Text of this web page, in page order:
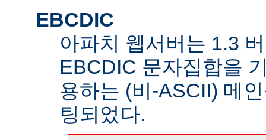
EBCDIC
아파치 웹서버는 1.3
EBCDIC 문자집합을
용하는 (비-ASCII) 메
팅되었다.